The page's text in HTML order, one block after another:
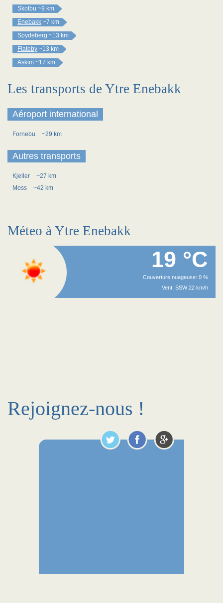
Skotbu ~9 km
Enebakk ~7 km
Spydeberg ~13 km
Flateby ~13 km
Askim ~17 km
Les transports de Ytre Enebakk
Aéroport international
Fornebu ~29 km
Autres transports
Kjeller
~27 km
Moss
~42 km
Méteo à Ytre Enebakk
19 °C
Couverture nuageuse: 0 %
Vent: SSW 22 km/h
Rejoignez-nous !